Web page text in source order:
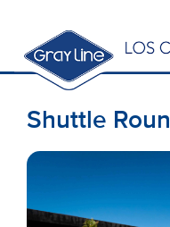
Shuttle